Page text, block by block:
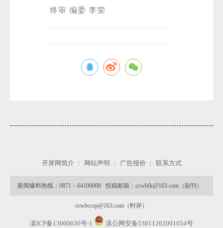
终审 编委 李荣
开屏网简介 网站声明 广告报价 联系方式
新闻爆料热线：0871－64100000 投稿邮箱：ccwbfk@163.com（副刊）
ccwbccsp@163.com（时评）
滇ICP备13000630号-1 滇公网安备53011202001054号